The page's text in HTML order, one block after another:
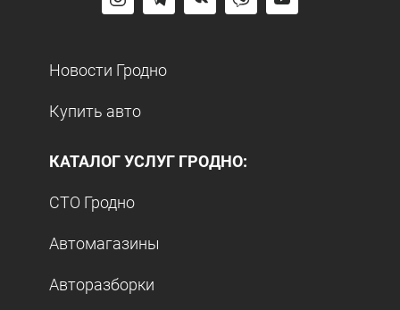
Новости Гродно
Купить авто
КАТАЛОГ УСЛУГ ГРОДНО:
СТО Гродно
Автомагазины
Авторазборки